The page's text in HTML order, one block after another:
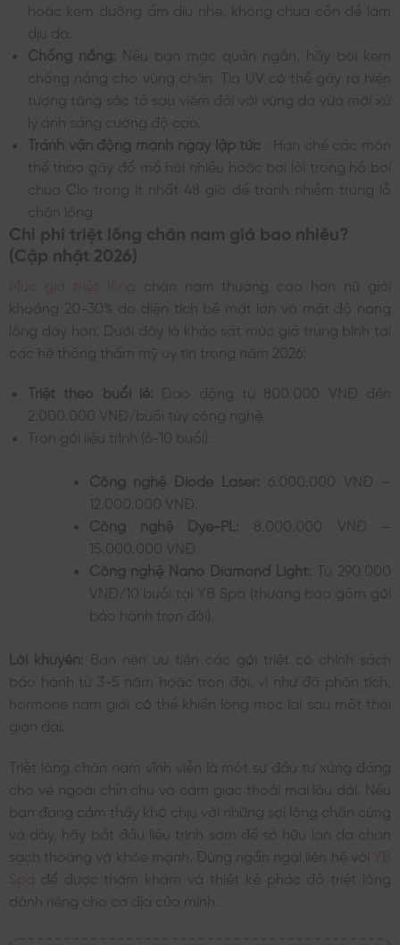
hoặc kem dưỡng ẩm dịu nhẹ, không chứa cồn để làm
dịu da.
Chống nắng:
Nếu bạn mặc quần ngắn, hãy bôi kem
chống nắng cho vùng chân. Tia UV có thể gây ra hiện
tượng tăng sắc tố sau viêm đối với vùng da vừa mới xử
lý ánh sáng cường độ cao.
Tránh vận động mạnh ngay lập tức
: Hạn chế các môn
thể thao gây đổ mồ hôi nhiều hoặc bơi lội trong hồ bơi
chứa Clo trong ít nhất 48 giờ để tránh nhiễm trùng lỗ
chân lông.
Chi phí triệt lông chân nam giá bao nhiêu?
(Cập nhật 2026)
chân nam thường cao hơn nữ giới
khoảng 20-30% do diện tích bề mặt lớn và mật độ nang
lông dày hơn. Dưới đây là khảo sát mức giá trung bình tại
các hệ thống thẩm mỹ uy tín trong năm 2026:
Triệt theo buổi lẻ:
Dao động từ 800.000 VNĐ đến
2.000.000 VNĐ/buổi tùy công nghệ.
Trọn gói liệu trình (6-10 buổi):
Công nghệ Diode Laser:
6.000.000 VNĐ –
12.000.000 VNĐ.
Công nghệ Dye-PL: 8.000.000 VNĐ –
15.000.000 VNĐ.
Công nghệ Nano Diamond Light: Từ 290.000
VNĐ/10 buổi tại YB Spa (thường bao gồm gói
bảo hành trọn đời).
Lời khuyên:
Bạn nên ưu tiên các gói triệt có chính sách
bảo hành từ 3-5 năm hoặc trọn đời, vì như đã phân tích,
hormone nam giới có thể khiến lông mọc lại sau một thời
gian dài.
Triệt lông chân nam vĩnh viễn là một sự đầu tư xứng đáng
cho vẻ ngoài chỉn chu và cảm giác thoải mái lâu dài. Nếu
bạn đang cảm thấy khó chịu với những sợi lông chân cứng
và dày, hãy bắt đầu liệu trình sớm để sở hữu làn da chân
sạch thoáng và khỏe mạnh. Đừng ngần ngại liên hệ với
để được thăm khám và thiết kế phác đồ triệt lông
dành riêng cho cơ địa của mình.